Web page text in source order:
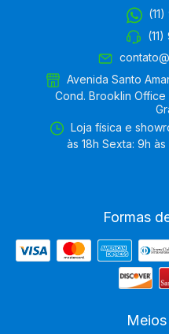
(11)
Avenida Santo
Cond. Brooklin
Loja física e
às 18h Sexta: 9h
Formas